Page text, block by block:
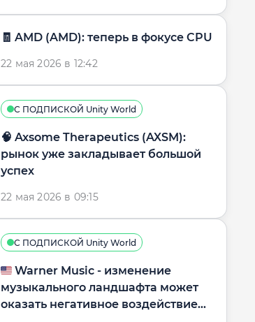
🧾 AMD (AMD): теперь в фокусе CPU
22 мая 2026 в 12:42
С ПОДПИСКОЙ Unity World
🧠 Axsome Therapeutics (AXSM):
рынок уже закладывает большой
успех
22 мая 2026 в 09:15
С ПОДПИСКОЙ Unity World
🇺🇸 Warner Music - изменение
музыкального ландшафта может
оказать негативное воздействие